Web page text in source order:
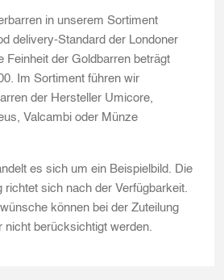
in unserem Sortiment
delivery-Standard der Londoner
Feinheit der Goldbarren beträgt
Im Sortiment führen wir
der Hersteller Umicore,
Valcambi oder Münze
es sich um ein Beispielbild. Die
richtet sich nach der Verfügbarkeit.
können bei der Zuteilung
nicht berücksichtigt werden.